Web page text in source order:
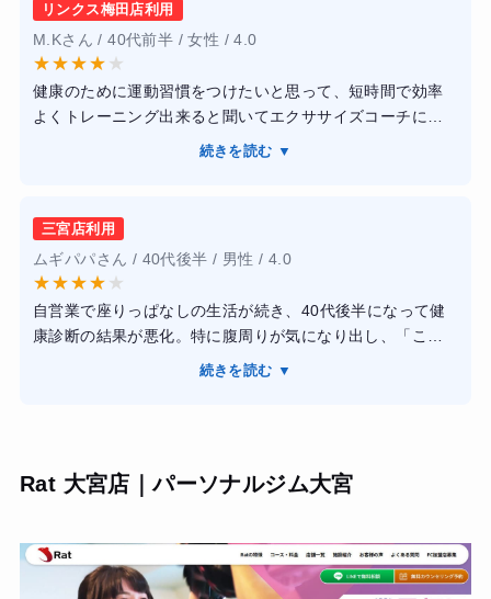
リンクス梅田店利用
M.Kさん / 40代前半 / 女性 / 4.0
★★★★ ★
健康のために運動習慣をつけたいと思って、短時間で効率
よくトレーニング出来ると聞いてエクササイズコーチに通
トレーニングは20分と短いですが、マシンの負荷が自動調
整されるので、毎回しっかり効いている実感がありまし
た。
トレーナーさんもすごく丁寧で、姿勢の癖や力の入れ方を
細かく見てくれたのが良かったです。
劇的に痩せた訳ではありませんが、体が軽くなっていっ
て、階段の上り下りが楽になりました。
続きを読む ▼
三宮店利用
ムギパパさん / 40代後半 / 男性 / 4.0
★★★★ ★
自営業で座りっぱなしの生活が続き、40代後半になって健
康診断の結果が悪化。特に腹周りが気になり出し、「この
ままでは愛犬との散歩もままならなくなる」という危機感
けて限界まで追い込んでくれるので、私でも迷わず取り組
制限ではなく、コンビニ飯の選び方など庶民的なアドバイ
スをくれるので、無理なく続けられています。
続きを読む ▼
Rat 大宮店｜パーソナルジム大宮